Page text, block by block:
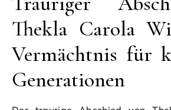
Thekla Carola
Vermächtnis für
Generationen